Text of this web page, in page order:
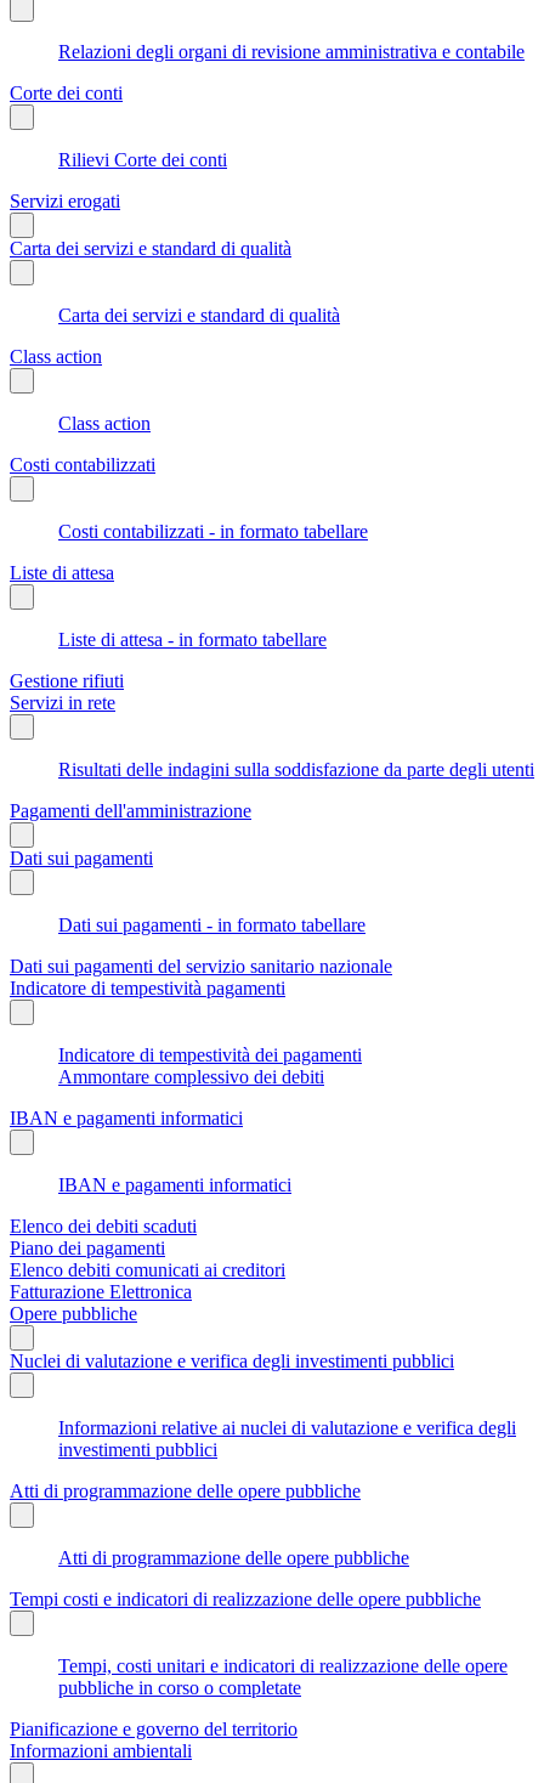
Relazioni degli organi di revisione amministrativa e contabile
Corte dei conti
Rilievi Corte dei conti
Servizi erogati
Carta dei servizi e standard di qualità
Carta dei servizi e standard di qualità
Class action
Class action
Costi contabilizzati
Costi contabilizzati - in formato tabellare
Liste di attesa
Liste di attesa - in formato tabellare
Gestione rifiuti
Servizi in rete
Risultati delle indagini sulla soddisfazione da parte degli utenti
Pagamenti dell'amministrazione
Dati sui pagamenti
Dati sui pagamenti - in formato tabellare
Dati sui pagamenti del servizio sanitario nazionale
Indicatore di tempestività pagamenti
Indicatore di tempestività dei pagamenti
Ammontare complessivo dei debiti
IBAN e pagamenti informatici
IBAN e pagamenti informatici
Elenco dei debiti scaduti
Piano dei pagamenti
Elenco debiti comunicati ai creditori
Fatturazione Elettronica
Opere pubbliche
Nuclei di valutazione e verifica degli investimenti pubblici
Informazioni relative ai nuclei di valutazione e verifica degli
investimenti pubblici
Atti di programmazione delle opere pubbliche
Atti di programmazione delle opere pubbliche
Tempi costi e indicatori di realizzazione delle opere pubbliche
Tempi, costi unitari e indicatori di realizzazione delle opere
pubbliche in corso o completate
Pianificazione e governo del territorio
Informazioni ambientali